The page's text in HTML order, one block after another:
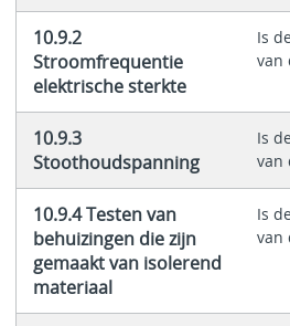
10.9.2
Stroomfrequentie
elektrische sterkte
Is
van
10.9.3
Stoothoudspanning
Is
van
10.9.4 Testen van
behuizingen die zijn
gemaakt van isolerend
materiaal
Is
van